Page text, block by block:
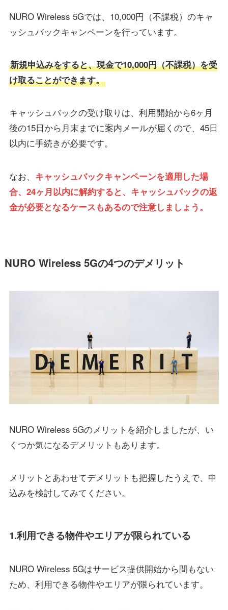
NURO Wireless 5Gでは、10,000円（不課税）のキャ
ッシュバックキャンペーンを行っています。
新規申込みをすると、現金で10,000円（不課税）を受
け取ることができます。
キャッシュバックの受け取りは、利用開始から6ヶ月
後の15日から月末までに案内メールが届くので、45日
以内に手続きが必要です。
なお、 キャッシュバックキャンペーンを適用した場
合、24ヶ月以内に解約すると、キャッシュバックの返
金が必要となるケースもあるので注意しましょう。
NURO Wireless 5Gの4つのデメリット
NURO Wireless 5Gのメリットを紹介しましたが、い
くつか気になるデメリットもあります。
メリットとあわせてデメリットも把握したうえで、申
込みを検討してみてください。
1.利用できる物件やエリアが限られている
NURO Wireless 5Gはサービス提供開始から間もない
ため、利用できる物件やエリアが限られています。